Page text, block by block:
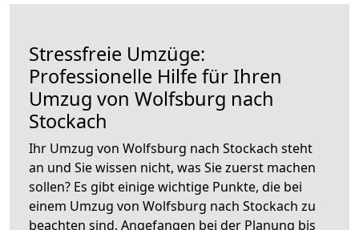
Stressfreie Umzüge:
Professionelle Hilfe für Ihren
Umzug von Wolfsburg nach
Stockach
Ihr Umzug von Wolfsburg nach Stockach steht
an und Sie wissen nicht, was Sie zuerst machen
sollen? Es gibt einige wichtige Punkte, die bei
einem Umzug von Wolfsburg nach Stockach zu
beachten sind. Angefangen bei der Planung bis